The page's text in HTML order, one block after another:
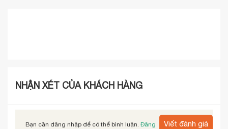
NHẬN XÉT CỦA KHÁCH HÀNG
Viết đánh giá
Bạn cần đăng nhập để có thể bình luận. Đăng